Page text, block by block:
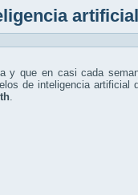
artificial
y que en casi cada
de inteligencia artificial